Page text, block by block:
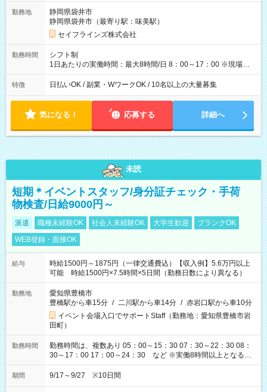
ダブルワークも可能です☺ ◎髪色、ピアス、タトゥーOK おしゃ
れも自由に楽しめます！ 【試用期間】試用期間あり 試用期間の
長さ：3ヶ月 雇用形態、給与は本採用時と同じです。
勤務地
静岡県袋井市
静岡県袋井市（最寄り駅：味美駅）
セイフラインズ株式会社
勤務時間
シフト制
1日あたりの実働時間：最大8時間/日 8：00～17：00 ※現場によ
っては多少時間は前後します ▶残業ほとんどなし！ ▶時間より
早く終わることの方が多いと思います。現場によっては午前中
望の方は夜勤（21:00～6:00）のお仕事も可能。
特徴 日払いOK / 副業・WワークOK / 10名以上の大量募集
気になる！ 応募する 詳細へ
未読
短期＊イベントスタッフ/身分証チェック・手荷
物検査/日給9000円～
派遣 職種未経験OK 社会人未経験OK 大学生歓迎
ブランクOK
WEB登録・面接OK
給与
時給1500円～1875円（一律交通費込）【収入例】5.6万円以上
可能 時給1500円×7.5時間×5日間（勤務日数により異なる）
勤務地
愛知県豊橋市
豊橋駅から車15分 / 二川駅から車14分 / 赤岩口駅から車10分
イベント会場入口でサポートStaff（勤務地：愛知県豊橋市岩
田町）
勤務時間
勤務時間は、複数あり 05：00～15：30 07：30～22：30 08：
30～17：00 17：00～24：30 など ※実働8時間以上となる勤
務もあります。 【休憩】60分+他休憩あり 交替で取得します。
安全面に配慮しこまめな休憩があります。
期間 9/17～9/27 ※10日間